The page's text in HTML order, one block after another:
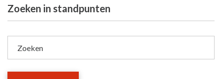
Zoeken in standpunten
Zoeken